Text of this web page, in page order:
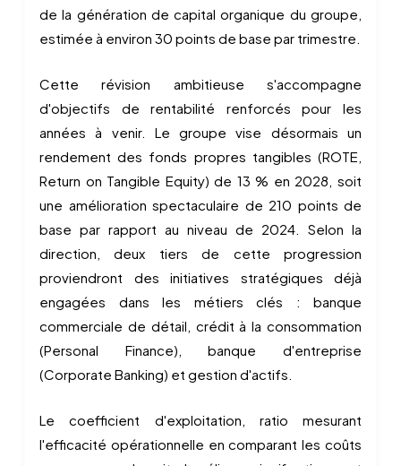
de la génération de capital organique du groupe,
estimée à environ 30 points de base par trimestre.
Cette révision ambitieuse s'accompagne
d'objectifs de rentabilité renforcés pour les
années à venir. Le groupe vise désormais un
rendement des fonds propres tangibles (ROTE,
Return on Tangible Equity) de 13 % en 2028, soit
une amélioration spectaculaire de 210 points de
base par rapport au niveau de 2024. Selon la
direction, deux tiers de cette progression
proviendront des initiatives stratégiques déjà
engagées dans les métiers clés : banque
commerciale de détail, crédit à la consommation
(Personal Finance), banque d'entreprise
(Corporate Banking) et gestion d'actifs.
Le coefficient d'exploitation, ratio mesurant
l'efficacité opérationnelle en comparant les coûts